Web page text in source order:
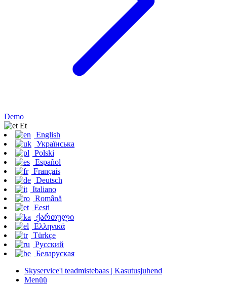
Demo
Et
English
Українська
Polski
Español
Français
Deutsch
Italiano
Română
Eesti
ქართული
Ελληνικά
Türkçe
Русский
Беларуская
Skyservice'i teadmistebaas | Kasutusjuhend
Menüü